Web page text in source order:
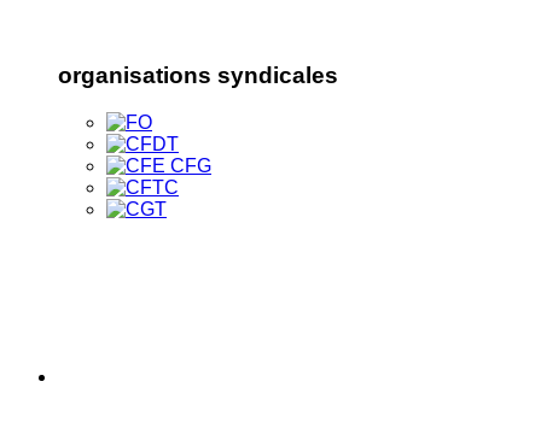
organisations syndicales